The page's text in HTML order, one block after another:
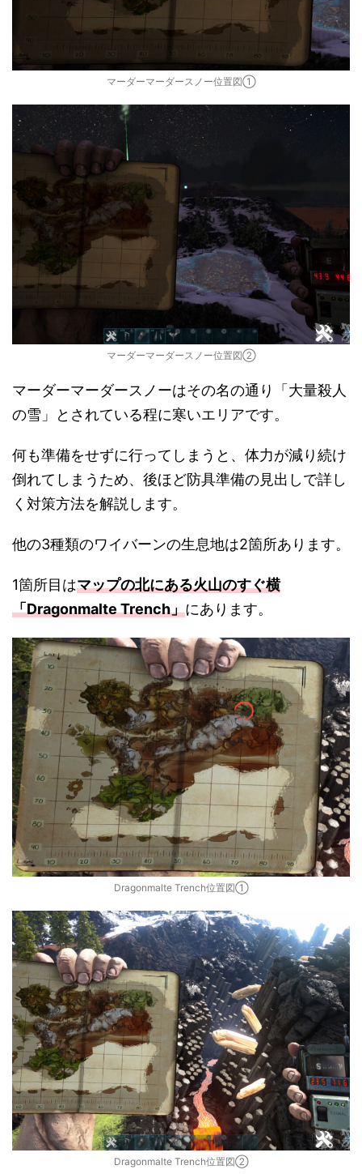
マーダーマーダースノー位置図①
マーダーマーダースノー位置図②
マーダーマーダースノーはその名の通り「大量殺人
の雪」とされている程に寒いエリアです。
何も準備をせずに行ってしまうと、体力が減り続け
倒れてしまうため、後ほど防具準備の見出しで詳し
く対策方法を解説します。
他の3種類のワイバーンの生息地は2箇所あります。
1箇所目はマップの北にある火山のすぐ横
「Dragonmalte Trench」にあります。
Dragonmalte Trench位置図①
Dragonmalte Trench位置図②